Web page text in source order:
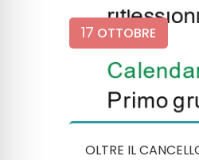
17 OTTOBRE
OLTRE IL